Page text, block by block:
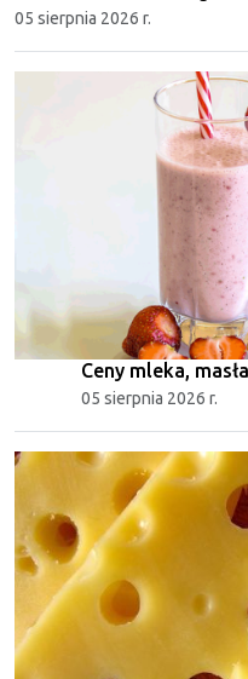
05 sierpnia 2026 r.
Ceny mleka,
05 sierpnia 2026 r.